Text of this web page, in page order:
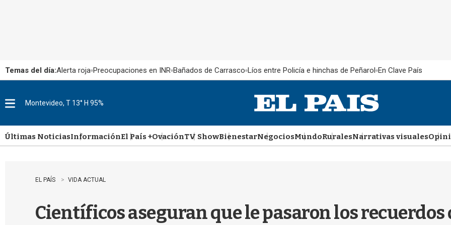
Temas del día:Alerta roja Preocupaciones en INR Bañados de Carrasco Líos entre Policía e hinchas de Peñarol En Clave País
u
Montevideo, T 13° H 95%
Últimas NoticiasInformaciónEl País +OvaciónTV ShowBienestarNegociosMundoRuralesNarrativas visuales
EL PAÍS VIDA ACTUAL
Científicos aseguran que le pasaron los recuerdos